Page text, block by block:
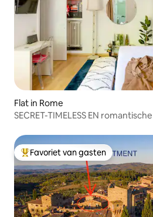
Flat in Rome
SECRET-TIMELESS EN
Topfavoriet van gasten
Favoriet van gasten